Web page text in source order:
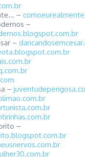
–
–
–
–
–